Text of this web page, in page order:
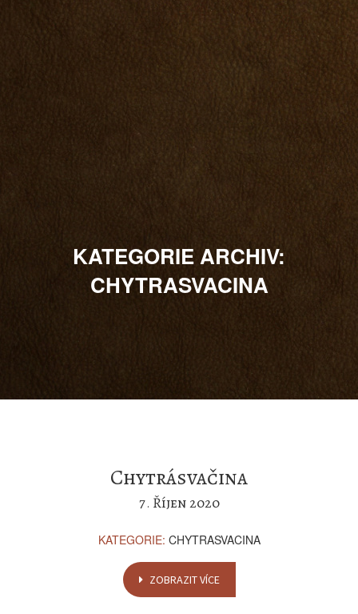
KATEGORIE ARCHIV:
CHYTRASVACINA
Chytrásvačina
7. Říjen2020
KATEGORIE: CHYTRASVACINA
ZOBRAZIT VÍCE